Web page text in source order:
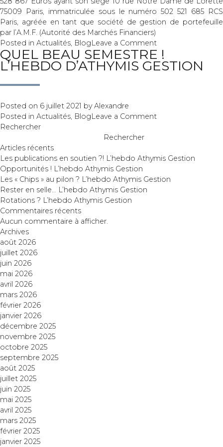
75009 Paris, immatriculée sous le numéro 502 521 685 RCS
Paris, agréée en tant que société de gestion de portefeuille
par l’A.M.F. (Autorité des Marchés Financiers)
Posted in Actualités, Blog Leave a Commenton
Portes
de
Gestion
QUEL BEAU SEMESTRE !
L’HEBDO D’ATHYMIS GESTION
Posted on 6 juillet 2021 byAlexandre
Posted in Actualités, Blog Leave a Commenton
!
d’Athymis
Rechercher
Rechercher
Articles récents
Les publications en soutien ?! L’hebdo Athymis Gestion
Opportunités ! L’hebdo Athymis Gestion
Les « Chips » au pilon ? L’hebdo Athymis Gestion
Rester en selle… L’hebdo Athymis Gestion
Rotations ? L’hebdo Athymis Gestion
Commentaires récents
Aucun commentaire à afficher.
Archives
août 2026
juillet 2026
juin 2026
mai 2026
avril 2026
mars 2026
février 2026
janvier 2026
décembre 2025
novembre 2025
octobre 2025
septembre 2025
août 2025
juillet 2025
juin 2025
mai 2025
avril 2025
mars 2025
février 2025
janvier 2025